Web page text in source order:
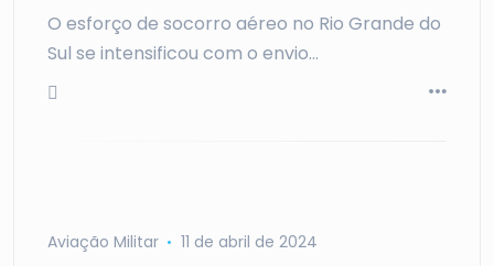
O esforço de socorro aéreo no Rio Grande do
Sul se intensificou com o envio…
Aviação Militar 11 de abril de 2024